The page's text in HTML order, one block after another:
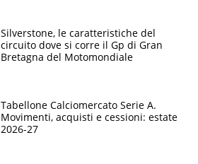
Silverstone, le caratteristiche del
circuito dove si corre il Gp di Gran
Bretagna del Motomondiale
Tabellone Calciomercato Serie A.
Movimenti, acquisti e cessioni: estate
2026-27